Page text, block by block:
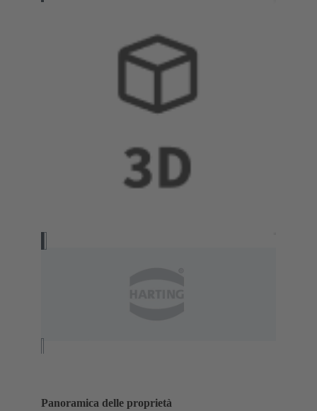
Panoramica delle proprietà